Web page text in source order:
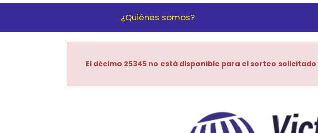
¿Quiénes somos?
El décimo 25345 no está disponible para el sorteo solicitado